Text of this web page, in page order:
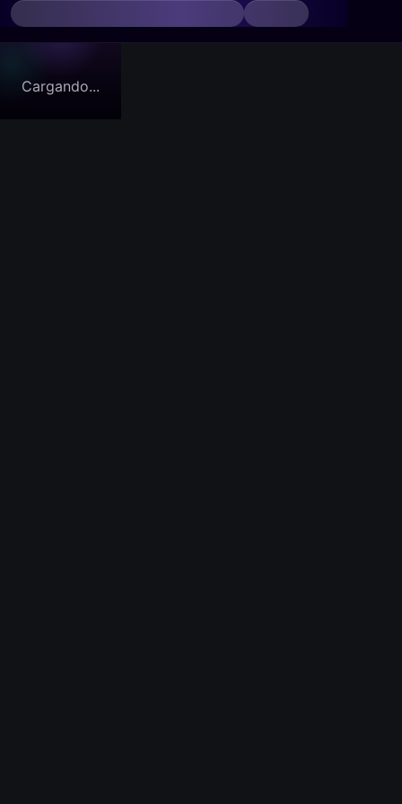
Cargando...